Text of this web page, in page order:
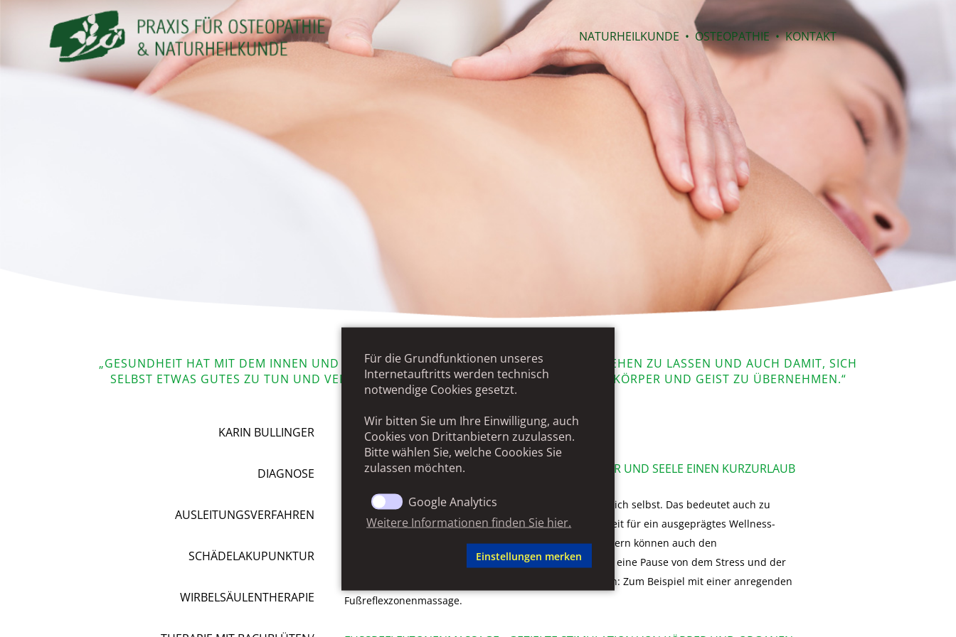
Für die Grundfunktionen unseres
Internetauftritts werden technisch
notwendige Cookies gesetzt.
Wir bitten Sie um Ihre Einwilligung, auch
Cookies von Drittanbietern zuzulassen.
Bitte wählen Sie, welche Coookies Sie
zulassen möchten.
Google Analytics
Weitere Informationen finden Sie hier.
Einstellungen merken
NATURHEILKUNDE • OSTEOPATHIE • KONTAKT
„GESUNDHEIT HAT MIT DEM INNEN UND DEM AUSSEN ZU TUN, DAMIT, ES SICH GUT GEHEN ZU LASSEN UND AUCH DAMIT, SICH S
ELBST ETWAS GUTES ZU TUN UND VERANTWORTUNG FÜR SICH UND DEN EIGENEN KÖRPER UND GEIST ZU ÜBERNEHMEN.“
KARIN BULLINGER
DIAGNOSE
AUSLEITUNGSVERFAHREN
SCHÄDELAKUPUNKTUR
WIRBELSÄULENTHERAPIE
FUSSREFLEXZONENMASSAGE
MASSAGEN – SICH ETWAS GUTES TUN UND KÖRPER UND SEELE EINEN KURZURLAUB
Ganzheitliche Gesundheit beginnt in der Beziehung zu sich selbst. Das bedeutet auch zu
wissen, was einem gut tut. Nicht immer haben wir die Zeit für ein ausgeprägtes Wellness-
Programm. Massagen sind nicht nur entspannend, sondern können auch den
Gesundheitszustand nachhaltig verbessern. Machen Sie eine Pause von dem Stress und der
Hektik des Alltags und lassen Sie sich einfach verwöhnen: Zum Beispiel mit einer anregenden
Fußreflexzonenmassage.